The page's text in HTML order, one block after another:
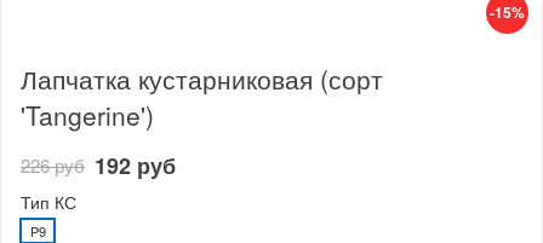
-15%
Лапчатка кустарниковая (сорт
'Tangerine')
226 руб 192 руб
Тип КС
P9